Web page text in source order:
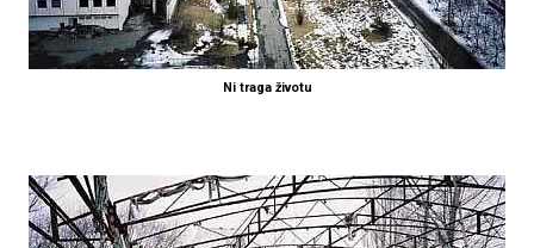
Ni traga životu